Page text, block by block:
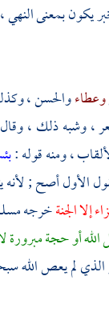
يكون بمعنى
وعطاءوالحسن،
، وشبه ذلك ، وقال
، ومنه قوله :
الأول أصح ; لأنه
إلا الجنةخرجه
أو حجة
لم يعص الله